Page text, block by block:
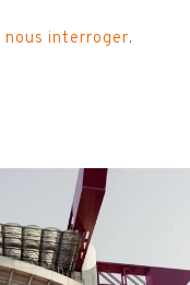
nous interroger.